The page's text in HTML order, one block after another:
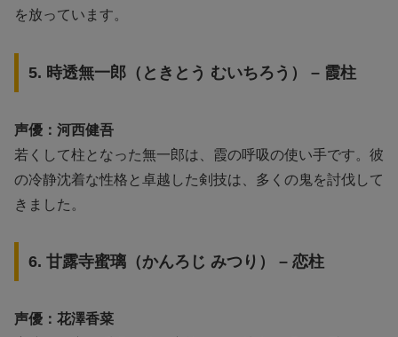
を放っています。
5. 時透無一郎（ときとう むいちろう） – 霞柱
声優：河西健吾
若くして柱となった無一郎は、霞の呼吸の使い手です。彼
の冷静沈着な性格と卓越した剣技は、多くの鬼を討伐して
きました。
6. 甘露寺蜜璃（かんろじ みつり） – 恋柱
声優：花澤香菜